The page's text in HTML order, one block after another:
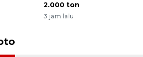
2.000 ton
3 jam lalu